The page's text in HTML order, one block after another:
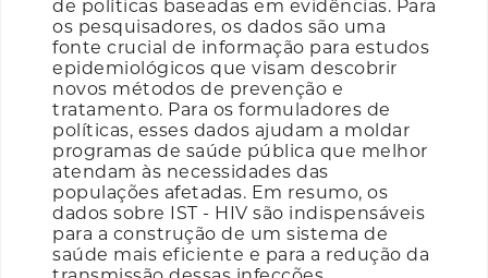
de políticas baseadas em evidências. Para
os pesquisadores, os dados são uma
fonte crucial de informação para estudos
epidemiológicos que visam descobrir
novos métodos de prevenção e
tratamento. Para os formuladores de
políticas, esses dados ajudam a moldar
programas de saúde pública que melhor
atendam às necessidades das
populações afetadas. Em resumo, os
dados sobre IST - HIV são indispensáveis
para a construção de um sistema de
saúde mais eficiente e para a redução da